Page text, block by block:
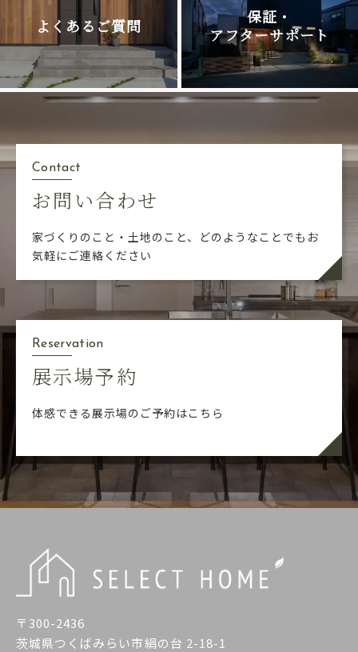
よくあるご質問
保証・
アフターサポート
Contact
お問い合わせ
家づくりのこと・土地のこと、どのようなことでも お
気軽にご連絡ください
Reservation
展示場予約
体感できる展示場のご予約はこちら
〒300-2436
茨城県つくばみらい市絹の台 2-18-1